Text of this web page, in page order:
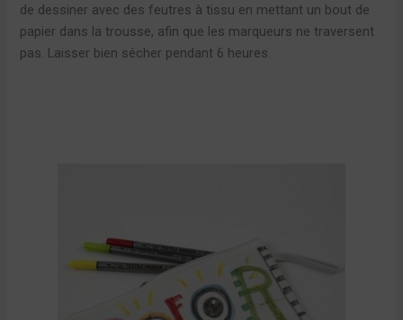
de dessiner avec des feutres à tissu en mettant un bout de
papier dans la trousse, afin que les marqueurs ne traversent
pas. Laisser bien sécher pendant 6 heures.